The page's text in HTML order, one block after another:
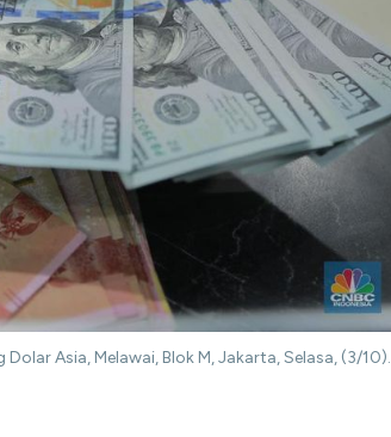
Asia, Melawai, Blok M, Jakarta, Selasa, (3/10).